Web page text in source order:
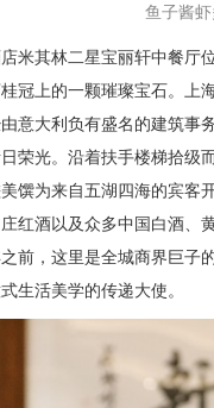
鱼子酱
店米其林二星宝丽轩中餐
冠上的一颗璀璨宝石。上
意大利负有盛名的建筑事
荣光。沿着扶手楼梯拾级
馔为来自五湖四海的宾客
红酒以及众多中国白酒、
前，这里是全城商界巨子
生活美学的传递大使。